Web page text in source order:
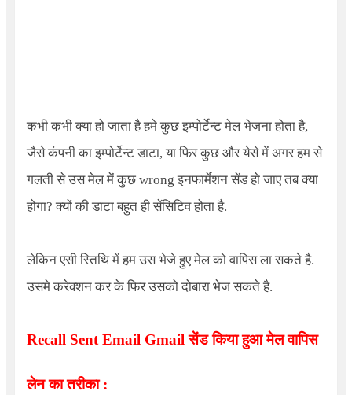
कभी कभी क्या हो जाता है हमे कुछ इम्पोर्टेन्ट मेल भेजना होता है,
जैसे कंपनी का इम्पोर्टेन्ट डाटा, या फिर कुछ और येसे में अगर हम से
गलती से उस मेल में कुछ wrong इनफार्मेशन सेंड हो जाए तब क्या
होगा? क्यों की डाटा बहुत ही सेंसिटिव होता है.
लेकिन एसी स्तिथि में हम उस भेजे हुए मेल को वापिस ला सकते है.
उसमे करेक्शन कर के फिर उसको दोबारा भेज सकते है.
Recall Sent Email Gmail सेंड किया हुआ मेल वापिस
लेन का तरीका: